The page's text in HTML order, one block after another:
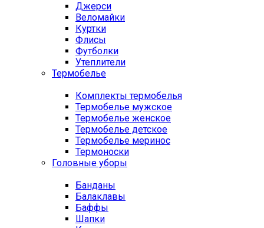
Джерси
Веломайки
Куртки
Флисы
Футболки
Утеплители
Термобелье
Комплекты термобелья
Термобелье мужское
Термобелье женское
Термобелье детское
Термобелье меринос
Термоноски
Головные уборы
Банданы
Балаклавы
Баффы
Шапки